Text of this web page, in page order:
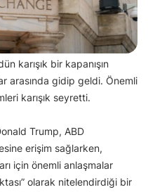
karışık bir kapanışın
arasında gidip geldi. Önemli
karışık seyretti.
Trump, ABD
erişim sağlarken,
için önemli anlaşmalar
olarak nitelendirdiği bir